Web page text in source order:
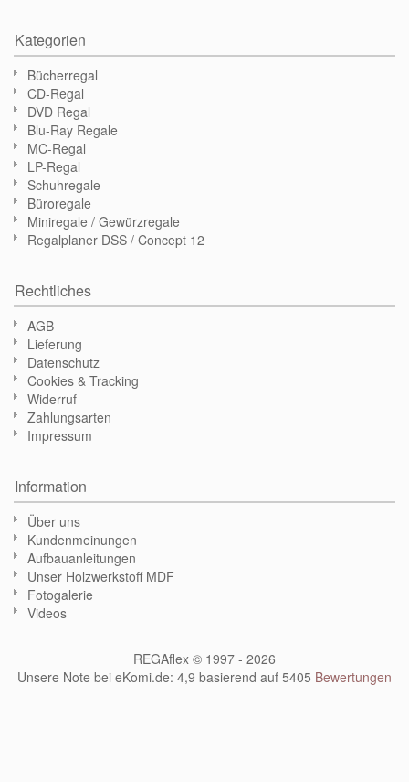
Kategorien
Bücherregal
CD-Regal
DVD Regal
Blu-Ray Regale
MC-Regal
LP-Regal
Schuhregale
Büroregale
Miniregale / Gewürzregale
Regalplaner DSS / Concept 12
Rechtliches
AGB
Lieferung
Datenschutz
Cookies & Tracking
Widerruf
Zahlungsarten
Impressum
Information
Über uns
Kundenmeinungen
Aufbauanleitungen
Unser Holzwerkstoff MDF
Fotogalerie
Videos
REGAflex © 1997 - 2026
Unsere Note bei eKomi.de: 4,9 basierend auf 5405 Bewertungen